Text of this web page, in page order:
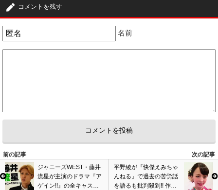
コメントを残す
名前
前の記事
次の記事
ジャニーズWEST・藤井
流星が主演のドラマ『ア
ゲイン!!』の全キャスト
平野綾が『快傑えみちゃ
んねる』で過去の苦労話
を語るも批判殺到!! 作り